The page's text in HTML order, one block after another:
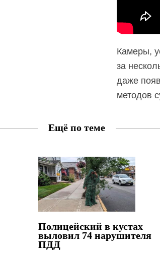
Камеры,
за
даже
методов
Ещё по теме
Полицейский в кустах
выловил 74 нарушителя
ПДД